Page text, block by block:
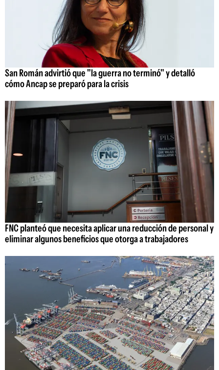
San Román advirtió que "la guerra no terminó" y detalló
cómo Ancap se preparó para la crisis
FNC planteó que necesita aplicar una reducción de personal y
eliminar algunos beneficios que otorga a trabajadores